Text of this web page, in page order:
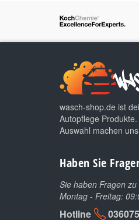
wasch-shop.de ist
Autopflege
Auswahl machen
Haben Sie
Sie haben Fragen
Montag - Freitag:
Hotline